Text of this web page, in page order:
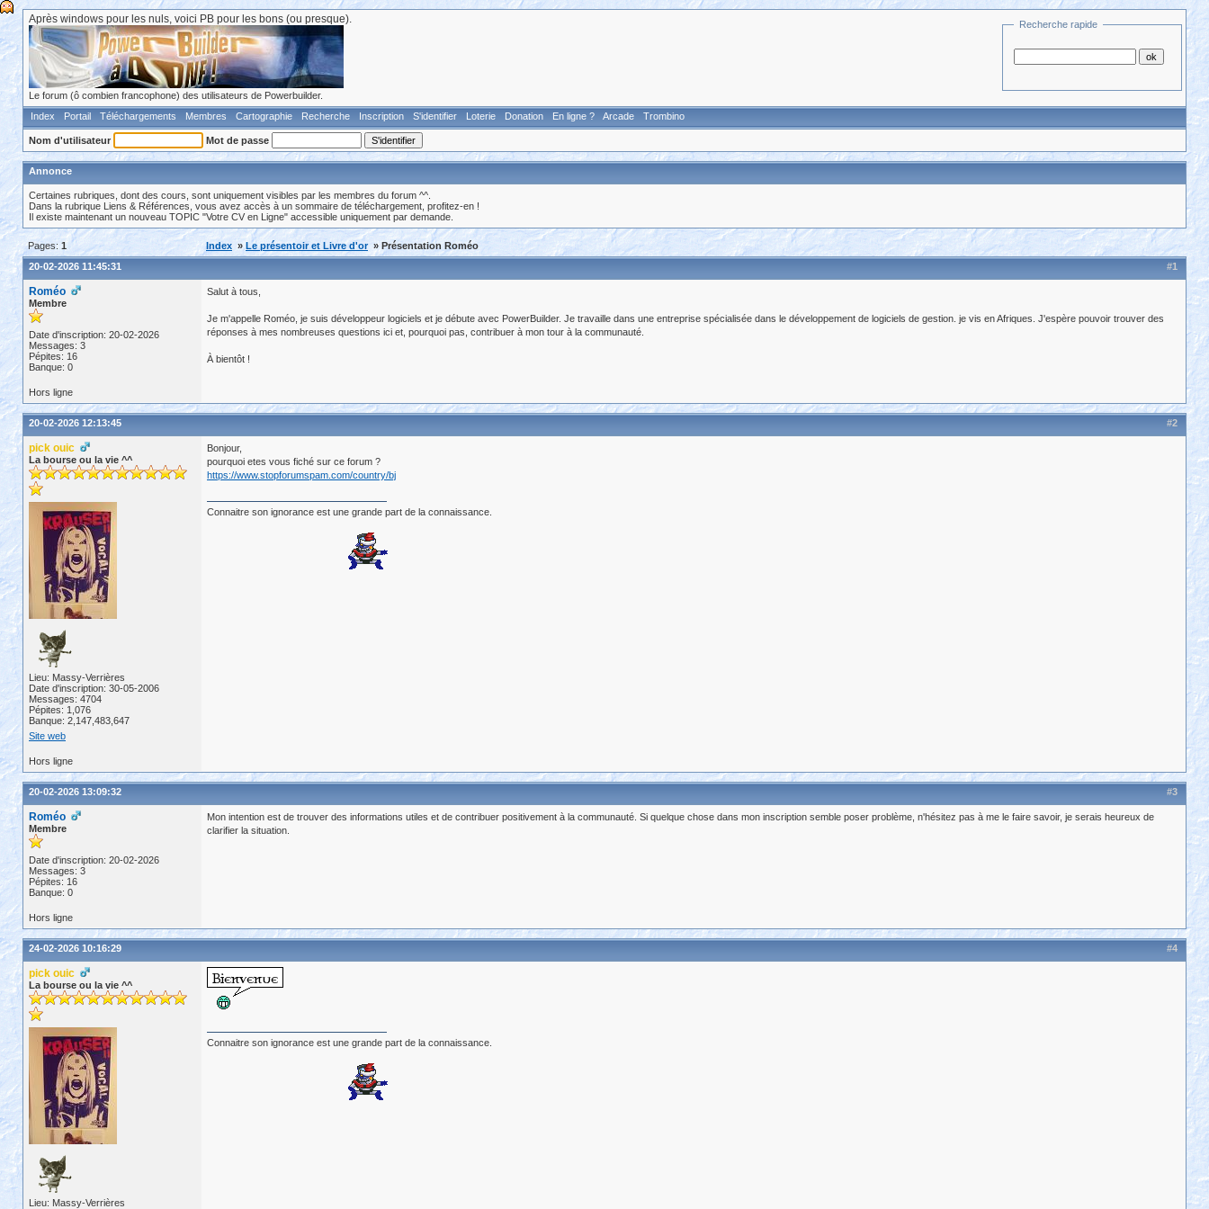
Après windows pour les nuls, voici PB pour les bons (ou presque).
Le forum (ô combien francophone) des utilisateurs de Powerbuilder.
Recherche rapide
Index Portail Téléchargements Membres Cartographie Recherche Inscription S'identifier Loterie Donation En ligne ? Arcade Trombino
Nom d'utilisateur Mot de passe
Annonce
Certaines rubriques, dont des cours, sont uniquement visibles par les membres du forum ^^.
Dans la rubrique Liens & Références, vous avez accès à un sommaire de téléchargement, profitez-en !
Il existe maintenant un nouveau TOPIC "Votre CV en Ligne" accessible uniquement par demande.
Pages: 1 Index » Le présentoir et Livre d'or » Présentation Roméo
#1
20-02-2026 11:45:31
Roméo
Membre
Date d'inscription: 20-02-2026
Messages: 3
Pépites: 16
Banque: 0
Salut à tous,
Je m'appelle Roméo, je suis développeur logiciels et je débute avec PowerBuilder. Je travaille dans une entreprise spécialisée dans le développement de logiciels de gestion. je vis en Afriques. J'espère pouvoir trouver des
réponses à mes nombreuses questions ici et, pourquoi pas, contribuer à mon tour à la communauté.
À bientôt !
Hors ligne
#2
20-02-2026 12:13:45
pick ouic
La bourse ou la vie ^^
Lieu: Massy-Verrières
Date d'inscription: 30-05-2006
Messages: 4704
Pépites: 1,076
Banque: 2,147,483,647
Site web
Bonjour,
pourquoi etes vous fiché sur ce forum ?
https://www.stopforumspam.com/country/bj
Connaitre son ignorance est une grande part de la connaissance.
Hors ligne
#3
20-02-2026 13:09:32
Roméo
Membre
Date d'inscription: 20-02-2026
Messages: 3
Pépites: 16
Banque: 0
Mon intention est de trouver des informations utiles et de contribuer positivement à la communauté. Si quelque chose dans mon inscription semble poser problème, n'hésitez pas à me le faire savoir, je serais heureux de
clarifier la situation.
Hors ligne
#4
24-02-2026 10:16:29
pick ouic
La bourse ou la vie ^^
Lieu: Massy-Verrières
Connaitre son ignorance est une grande part de la connaissance.